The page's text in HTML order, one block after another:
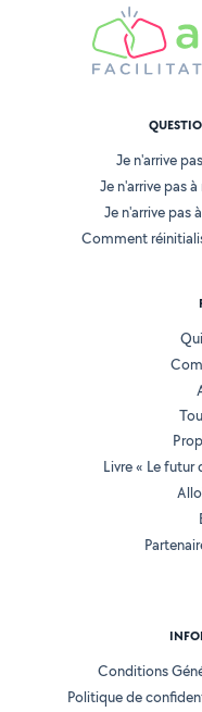
Je n'arrive
Je n'arrive pas
Je n'arrive pas
Comment
Livre « Le
Conditions
Politique de